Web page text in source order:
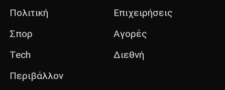
Πολιτική
Σπορ
Tech
Περιβάλλον
Επιχειρήσεις
Αγορές
Διεθνή